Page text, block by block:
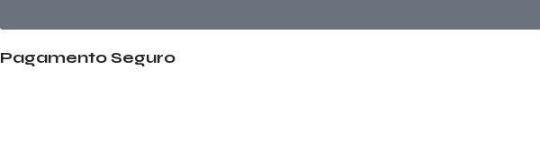
Pagamento Seguro